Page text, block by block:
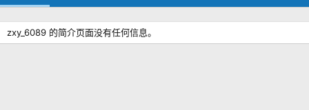
zxy_6089 的简介页面没有任何信息。